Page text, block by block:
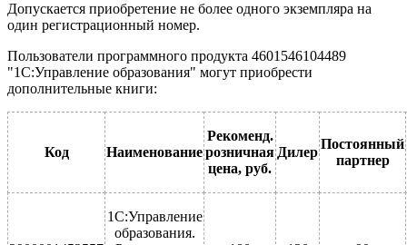
Допускается приобретение не более одного экземпляра на
один регистрационный номер.
Пользователи программного продукта 4601546104489
"1С:Управление образования" могут приобрести
дополнительные книги:
Код Наименование
Рекоменд.
розничная
цена, руб.
Дилер
Постоянный
партнер
1С:Управление
образования.